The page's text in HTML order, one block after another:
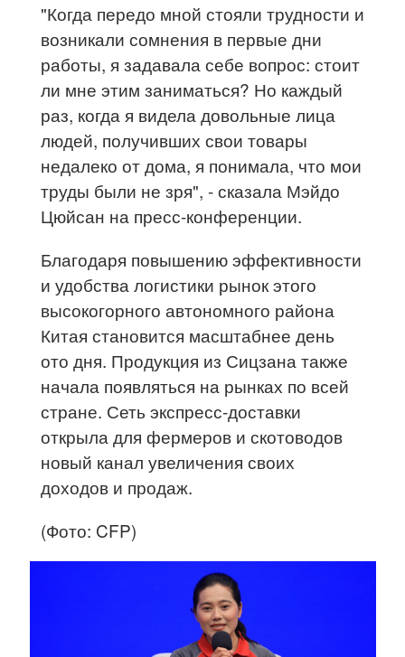
"Когда передо мной стояли трудности и
возникали сомнения в первые дни
работы, я задавала себе вопрос: стоит
ли мне этим заниматься? Но каждый
раз, когда я видела довольные лица
людей, получивших свои товары
недалеко от дома, я понимала, что мои
труды были не зря", - сказала Мэйдо
Цюйсан на пресс-конференции.
Благодаря повышению эффективности
и удобства логистики рынок этого
высокогорного автономного района
Китая становится масштабнее день
ото дня. Продукция из Сицзана также
начала появляться на рынках по всей
стране. Сеть экспресс-доставки
открыла для фермеров и скотоводов
новый канал увеличения своих
доходов и продаж.
(Фото: CFP)